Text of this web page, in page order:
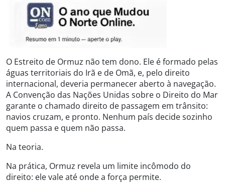
O Estreito de Ormuz não tem dono. Ele é formado pelas
águas territoriais do Irã e de Omã, e, pelo direito
internacional, deveria permanecer aberto à navegação.
A Convenção das Nações Unidas sobre o Direito do Mar
garante o chamado direito de passagem em trânsito:
navios cruzam, e pronto. Nenhum país decide sozinho
quem passa e quem não passa.
Na teoria.
Na prática, Ormuz revela um limite incômodo do
direito: ele vale até onde a força permite.